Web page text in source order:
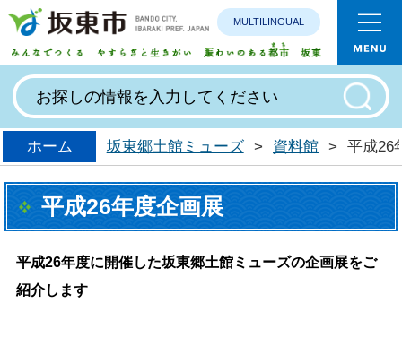
みんなで
MULTILINGUAL
ホーム 坂東郷土館ミューズ > 資料館 > 平成26
平成26年度企画展
平成26年度に開催した坂東郷土館ミューズの企画展をご
紹介します